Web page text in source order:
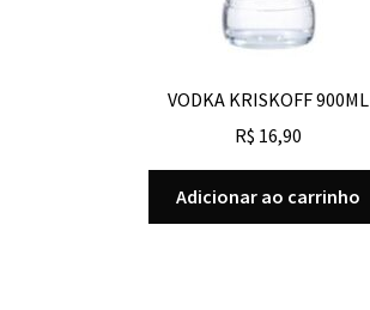
VODKA KRISKOFF 900ML
R$ 16,90
Adicionar ao carrinho